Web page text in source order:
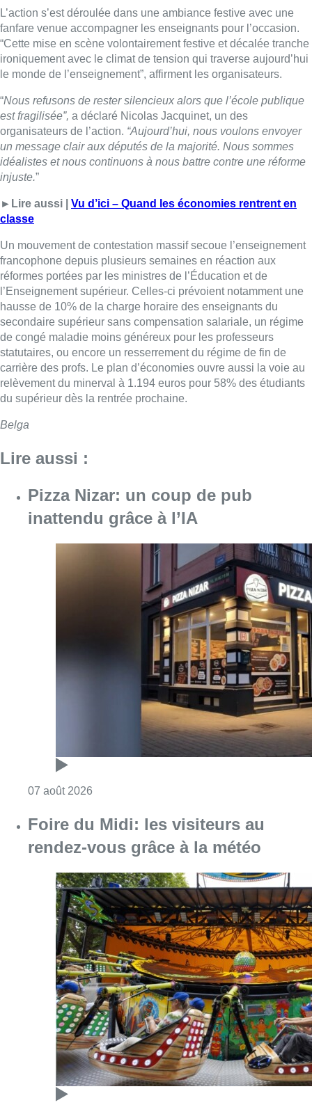
►Lire aussi |Vu d’ici – Quand les économies rentrent en
classe
Un mouvement de contestation massif secoue l’enseignement
francophone depuis plusieurs semaines en réaction aux
l’Enseignement supérieur. Celles-ci prévoient notamment une
hausse de 10% de la charge horaire des enseignants du
secondaire supérieur sans compensation salariale, un régime
de congé maladie moins généreux pour les professeurs
statutaires, ou encore un resserrement du régime de fin de
carrière des profs. Le plan d’économies ouvre aussi la voie au
relèvement du minerval à 1.194 euros pour 58% des étudiants
du supérieur dès la rentrée prochaine.
Lire aussi :
Pizza Nizar: un coup de pub
inattendu grâce à l’IA
Consulter l'article "Pizza Nizar: un coup de
Foire du Midi: les visiteurs au
rendez-vous grâce à la météo
07 août 2026 Consulter l'article "Foire du Midi: les
Les Bruxellois respectent mieux les
zones 30 ?